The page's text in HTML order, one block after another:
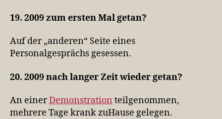
19. 2009 zum ersten Mal getan?
Auf der „anderen“ Seite eines
Personalgesprächs gesessen.
20. 2009 nach langer Zeit wieder getan?
An einerDemonstration teilgenommen,
mehrere Tage krank zuHause gelegen.